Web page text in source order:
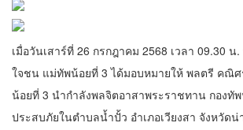
เมื่อวันเสาร์ที่ 26 กรกฎาคม 2568 เวลา 09.30
ใจชน แม่ทัพน้อยที่ 3 ได้มอบหมายให้ พลตรี คณิ
น้อยที่ 3 นำกำลังพลจิตอาสาพระราชทาน กองทั
ประสบภัยในตำบลน้ำปั้ว อำเภอเวียงสา จังหวัดน่